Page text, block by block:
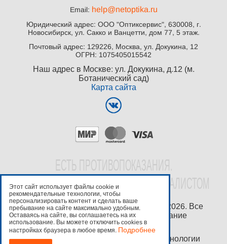
Email: help@netoptika.ru
Юридический адрес: ООО "Оптиксервис", 630008, г.
Новосибирск, ул. Сакко и Ванцетти, дом 77, 5 этаж.
Почтовый адрес: 129226, Москва, ул. Докукина, 12
ОГРН: 1075405015542
Наш адрес в Москве: ул. Докукина, д.12 (м.
Ботанический сад)
Карта сайта
EСТЬ ПРОТИВОПОКАЗАНИЯ.
ПРОКОНСУЛЬТИРУЙТЕСЬ СО СПЕЦИАЛИСТОМ
Copyright ©ООО "Оптиксервис"
2016-2026. Все
права защищены. Любое копирование
преследуется по закону.
Используются рекомендательные технологии
Этот сайт использует файлы cookie и
рекомендательные технологии, чтобы
персонализировать контент и сделать ваше
пребывание на сайте максимально удобным.
Оставаясь на сайте, вы соглашаетесь на их
использование. Вы можете отключить cookies в
настройках браузера в любое время. Подробнее